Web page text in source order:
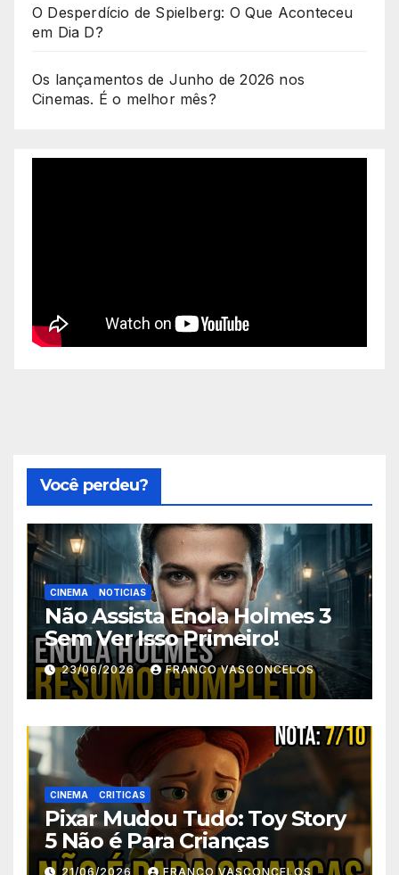
O Desperdício de Spielberg: O Que Aconteceu
em Dia D?
Os lançamentos de Junho de 2026 nos
Cinemas. É o melhor mês?
Você perdeu?
CINEMA NOTICIAS
Não Assista Enola Holmes 3
Sem Ver Isso Primeiro!
23/06/2026 FRANCO VASCONCELOS
CINEMA CRITICAS
Pixar Mudou Tudo: Toy Story
5 Não é Para Crianças
21/06/2026 FRANCO VASCONCELOS